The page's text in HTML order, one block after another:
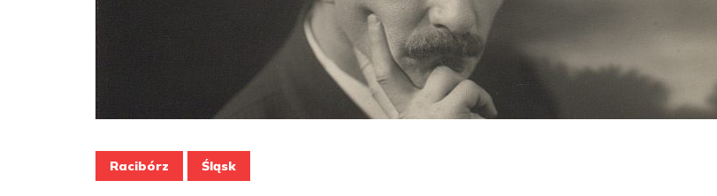
Racibórz Śląsk